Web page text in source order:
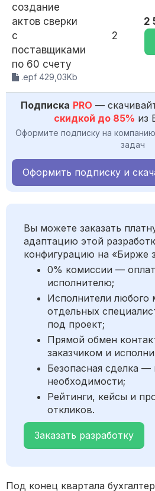
создание
актов сверки
с
поставщиками
по 60 счету
.epf 429,03Kb
2
2
Подписка PRO —
скидкой до 85% из
Оформите подписку на
задач
Оформить подписку и
Вы можете заказать
адаптацию этой
конфигурацию на «Бирже
0% комиссии —
исполнителю;
Исполнители
отдельных
под проект;
Прямой обмен
заказчиком и
Безопасная сделка —
необходимости;
Рейтинги, кейсы и
откликов.
Заказать разработку
Под конец квартала